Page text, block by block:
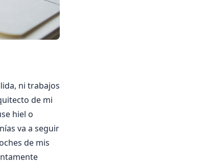
ni trabajos
de mi
hiel o
va a seguir
de mis